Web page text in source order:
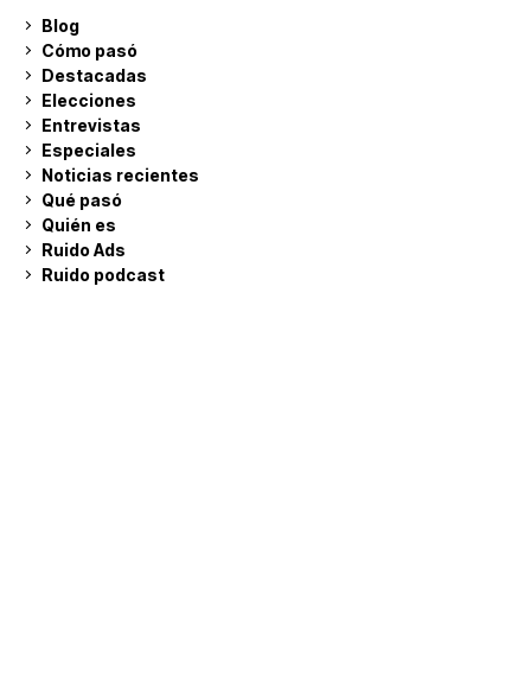
Blog
Cómo pasó
Destacadas
Elecciones
Entrevistas
Especiales
Noticias recientes
Qué pasó
Quién es
Ruido Ads
Ruido podcast